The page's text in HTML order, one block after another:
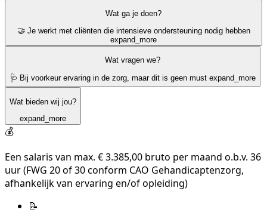
Wat ga je doen?
🤝 Je werkt met cliënten die intensieve ondersteuning nodig hebben
expand_more
Wat vragen we?
🩺 Bij voorkeur ervaring in de zorg, maar dit is geen must expand_more
Wat bieden wij jou?
expand_more
💰
Een salaris van max. € 3.385,00 bruto per maand o.b.v. 36
uur (FWG 20 of 30 conform CAO Gehandicaptenzorg,
afhankelijk van ervaring en/of opleiding)
📝